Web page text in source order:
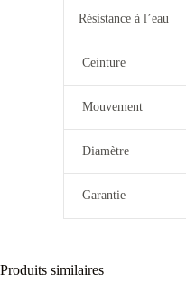
Résistance à l’eau
Ceinture
Mouvement
Diamètre
Garantie
Produits similaires